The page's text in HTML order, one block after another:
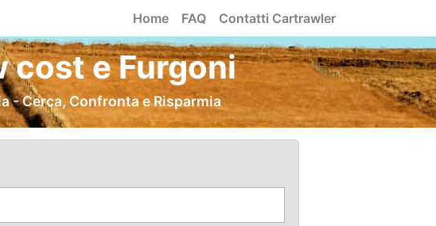
Home FAQ Contatti Cartrawler
e Furgoni
- Cerca, Confronta e Risparmia